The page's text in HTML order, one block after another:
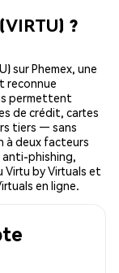
?
sur Phemex, une
reconnue
permettent
de crédit, cartes
tiers — sans
à deux facteurs
anti-phishing,
Virtu by Virtuals et
en ligne.